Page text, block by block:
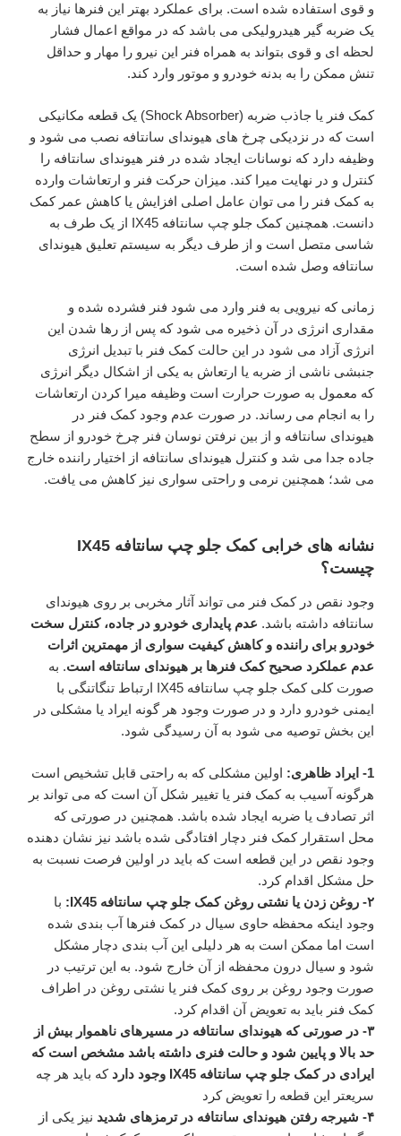
و قوی استفاده شده است. برای عملکرد بهتر این فنرها نیاز به
یک ضربه گیر هیدرولیکی می باشد که در مواقع اعمال فشار
لحظه ای و قوی بتواند به همراه فنر این نیرو را مهار و حداقل
تنش ممکن را به بدنه خودرو و موتور وارد کند.
کمک فنر یا جاذب ضربه (Shock Absorber) یک قطعه مکانیکی
است که در نزدیکی چرخ های هیوندای سانتافه نصب می شود و
وظیفه دارد که نوسانات ایجاد شده در فنر هیوندای سانتافه را
کنترل و در نهایت میرا کند. میزان حرکت فنر و ارتعاشات وارده
به کمک فنر را می توان عامل اصلی افزایش یا کاهش عمر کمک
دانست. همچنین کمک جلو چپ سانتافه IX45 از یک طرف به
شاسی متصل است و از طرف دیگر به سیستم تعلیق هیوندای
سانتافه وصل شده است.
زمانی که نیرویی به فنر وارد می شود فنر فشرده شده و
مقداری انرژی در آن ذخیره می شود که پس از رها شدن این
انرژی آزاد می شود در این حالت کمک فنر با تبدیل انرژی
جنبشی ناشی از ضربه یا ارتعاش به یکی از اشکال دیگر انرژی
که معمول به صورت حرارت است وظیفه میرا کردن ارتعاشات
را به انجام می رساند. در صورت عدم وجود کمک فنر در
هیوندای سانتافه و از بین نرفتن نوسان فنر چرخ خودرو از سطح
جاده جدا می شد و کنترل هیوندای سانتافه از اختیار راننده خارج
می شد؛ همچنین نرمی و راحتی سواری نیز کاهش می یافت.
نشانه های خرابی کمک جلو چپ سانتافه IX45
چیست؟
وجود نقص در کمک فنر می تواند آثار مخربی بر روی هیوندای
سانتافه داشته باشد. عدم پایداری خودرو در جاده، کنترل سخت
خودرو برای راننده و کاهش کیفیت سواری از مهمترین اثرات
عدم عملکرد صحیح کمک فنرها بر هیوندای سانتافه است. به
صورت کلی کمک جلو چپ سانتافه IX45 ارتباط تنگاتنگی با
ایمنی خودرو دارد و در صورت وجود هر گونه ایراد یا مشکلی در
این بخش توصیه می شود به آن رسیدگی شود.
1- ایراد ظاهری:
اولین مشکلی که به راحتی قابل تشخیص است
هرگونه آسیب به کمک فنر یا تغییر شکل آن است که می تواند بر
اثر تصادف یا ضربه ایجاد شده باشد. همچنین در صورتی که
محل استقرار کمک فنر دچار افتادگی شده باشد نیز نشان دهنده
وجود نقص در این قطعه است که باید در اولین فرصت نسبت به
حل مشکل اقدام کرد.
۲- روغن زدن یا نشتی روغن کمک جلو چپ سانتافه IX45:
با
وجود اینکه محفظه حاوی سیال در کمک فنرها آب بندی شده
است اما ممکن است به هر دلیلی این آب بندی دچار مشکل
شود و سیال درون محفظه از آن خارج شود. به این ترتیب در
صورت وجود روغن بر روی کمک فنر یا نشتی روغن در اطراف
کمک فنر باید به تعویض آن اقدام کرد.
۳- در صورتی که هیوندای سانتافه در مسیرهای ناهموار بیش از
حد بالا و پایین شود و حالت فنری داشته باشد مشخص است که
ایرادی در کمک جلو چپ سانتافه IX45 وجود دارد
که باید هر چه
سریعتر این قطعه را تعویض کرد
۴- شیرجه رفتن هیوندای سانتافه در ترمزهای شدید
نیز یکی از